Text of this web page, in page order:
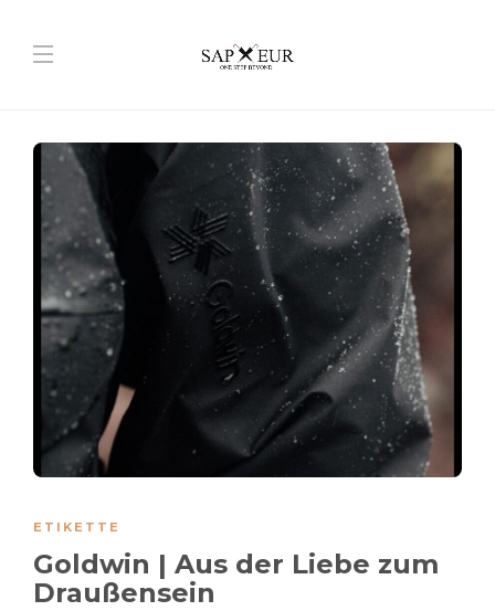
ETIKETTE
Goldwin | Aus der Liebe zum
Draußensein